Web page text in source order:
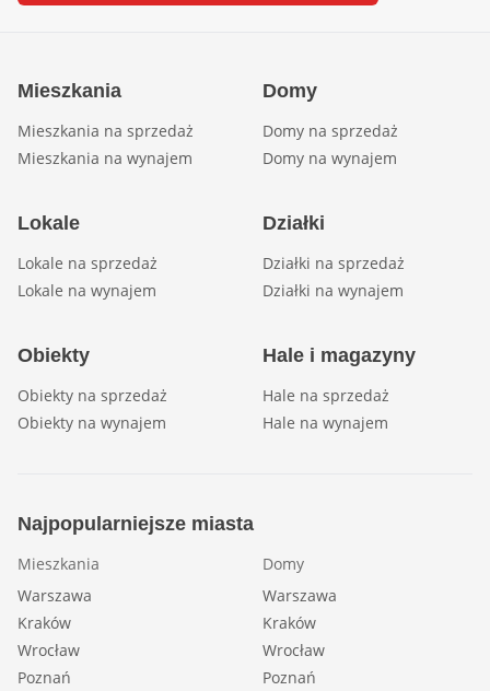
Mieszkania
Mieszkania na sprzedaż
Mieszkania na wynajem
Domy
Domy na sprzedaż
Domy na wynajem
Lokale
Lokale na sprzedaż
Lokale na wynajem
Działki
Działki na sprzedaż
Działki na wynajem
Obiekty
Obiekty na sprzedaż
Obiekty na wynajem
Hale i magazyny
Hale na sprzedaż
Hale na wynajem
Najpopularniejsze miasta
Mieszkania
Warszawa
Kraków
Wrocław
Poznań
Domy
Warszawa
Kraków
Wrocław
Poznań